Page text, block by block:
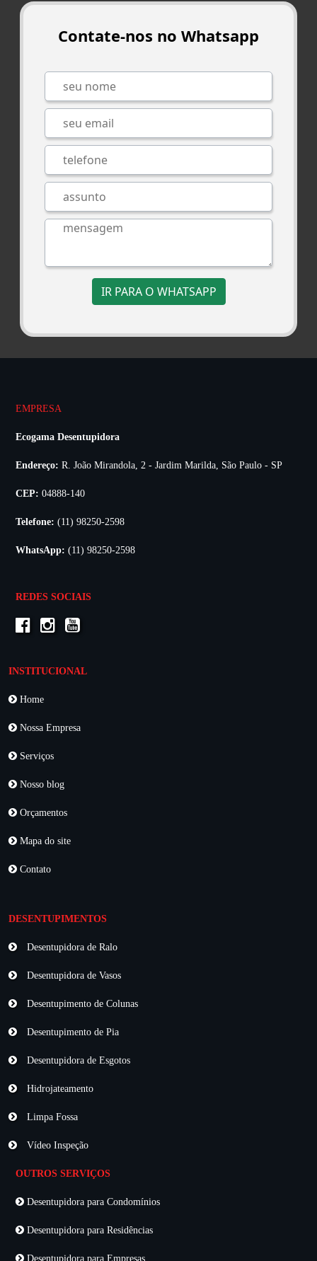
Contate-nos no Whatsapp
IR PARA O WHATSAPP
EMPRESA
Ecogama Desentupidora
Endereço: R. João Mirandola, 2 - Jardim Marilda, São Paulo - SP
CEP: 04888-140
Telefone: (11) 98250-2598
WhatsApp: (11) 98250-2598
REDES SOCIAIS
INSTITUCIONAL
Home
Nossa Empresa
Serviços
Nosso blog
Orçamentos
Mapa do site
Contato
DESENTUPIMENTOS
Desentupidora de Ralo
Desentupidora de Vasos
Desentupimento de Colunas
Desentupimento de Pia
Desentupidora de Esgotos
Hidrojateamento
Limpa Fossa
Vídeo Inspeção
OUTROS SERVIÇOS
Desentupidora para Condomínios
Desentupidora para Residências
Desentupidora para Empresas